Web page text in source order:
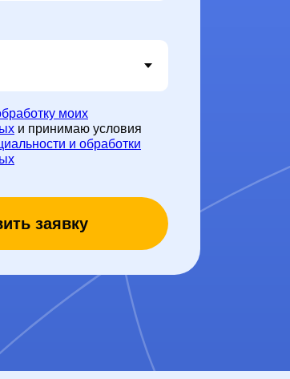
моих
и принимаю условия
и обработки
заявку